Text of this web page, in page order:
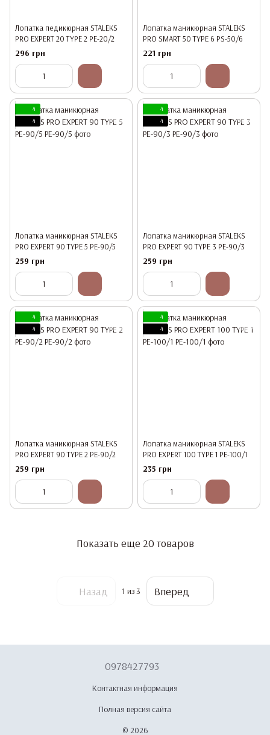
Лопатка педикюрная STALEKS
PRO EXPERT 20 TYPE 2 PE-20/2
296 грн
Лопатка маникюрная STALEKS
PRO SMART 50 TYPE 6 PS-50/6
221 грн
4
4
Лопатка маникюрная STALEKS
PRO EXPERT 90 TYPE 5 PE-90/5
259 грн
4
4
Лопатка маникюрная STALEKS
PRO EXPERT 90 TYPE 3 PE-90/3
259 грн
4
4
Лопатка маникюрная STALEKS
PRO EXPERT 90 TYPE 2 PE-90/2
259 грн
4
4
Лопатка маникюрная STALEKS
PRO EXPERT 100 TYPE 1 PE-100/1
235 грн
Показать еще 20 товаров
Назад 1 из 3 Вперед
0978427793
Контактная информация
Полная версия сайта
© 2026